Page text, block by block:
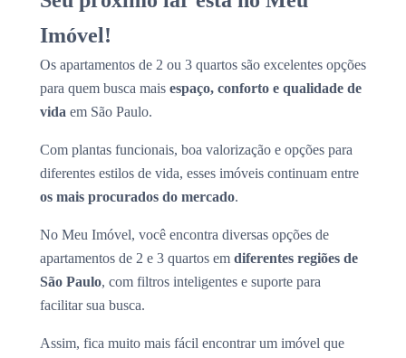
Imóvel!
Os apartamentos de 2 ou 3 quartos são excelentes opções
para quem busca mais espaço, conforto e qualidade de
vida em São Paulo.
Com plantas funcionais, boa valorização e opções para
diferentes estilos de vida, esses imóveis continuam entre
os mais procurados do mercado.
No Meu Imóvel, você encontra diversas opções de
apartamentos de 2 e 3 quartos em diferentes regiões de
São Paulo, com filtros inteligentes e suporte para
facilitar sua busca.
Assim, fica muito mais fácil encontrar um imóvel que